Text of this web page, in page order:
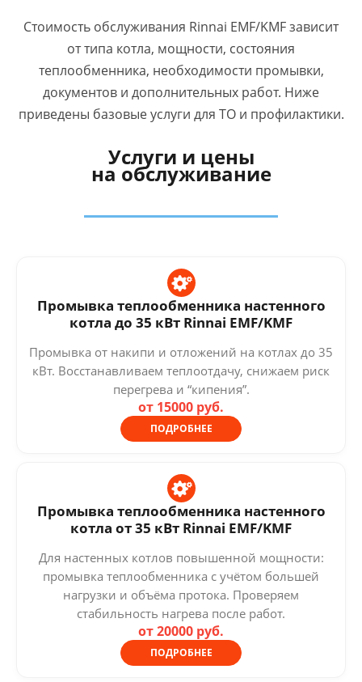
Стоимость обслуживания Rinnai EMF/KMF зависит
от типа котла, мощности, состояния
теплообменника, необходимости промывки,
документов и дополнительных работ. Ниже
приведены базовые услуги для ТО и профилактики.
Услуги и цены
на обслуживание
Промывка теплообменника настенного
котла до 35 кВт Rinnai EMF/KMF
Промывка от накипи и отложений на котлах до 35
кВт. Восстанавливаем теплоотдачу, снижаем риск
перегрева и “кипения”.
от 15000 руб.
ПОДРОБНЕЕ
Промывка теплообменника настенного
котла от 35 кВт Rinnai EMF/KMF
Для настенных котлов повышенной мощности:
промывка теплообменника с учётом большей
нагрузки и объёма протока. Проверяем
стабильность нагрева после работ.
от 20000 руб.
ПОДРОБНЕЕ